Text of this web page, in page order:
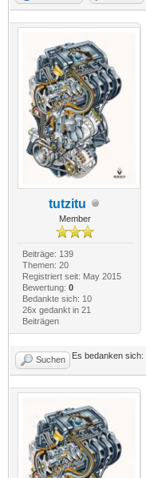
tutzitu
Member
Beiträge: 139
Themen: 20
Registriert seit: May 2015
Bewertung: 0
Bedankte sich: 10
26x gedankt in 21
Beiträgen
Suchen Es bedanken sich: